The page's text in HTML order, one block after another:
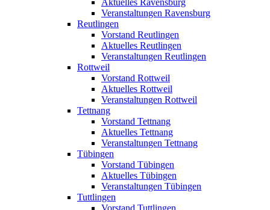
Aktuelles Ravensburg
Veranstaltungen Ravensburg
Reutlingen
Vorstand Reutlingen
Aktuelles Reutlingen
Veranstaltungen Reutlingen
Rottweil
Vorstand Rottweil
Aktuelles Rottweil
Veranstaltungen Rottweil
Tettnang
Vorstand Tettnang
Aktuelles Tettnang
Veranstaltungen Tettnang
Tübingen
Vorstand Tübingen
Aktuelles Tübingen
Veranstaltungen Tübingen
Tuttlingen
Vorstand Tuttlingen